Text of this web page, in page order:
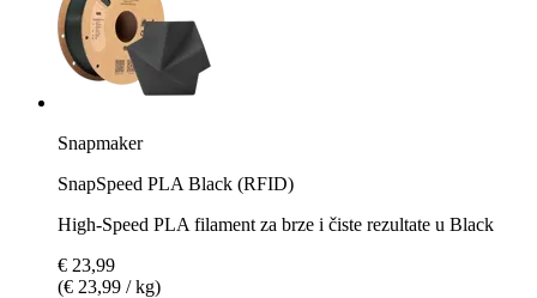
Snapmaker
SnapSpeed PLA Black (RFID)
High-Speed PLA filament za brze i čiste rezultate u Black
€ 23,99
(€ 23,99 / kg)